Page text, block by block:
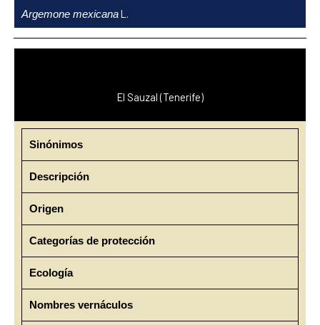
contenido
Argemone mexicanaL.
El Sauzal (Tenerife)
Sinónimos
Descripción
Origen
Categorías de protección
Ecología
Nombres vernáculos